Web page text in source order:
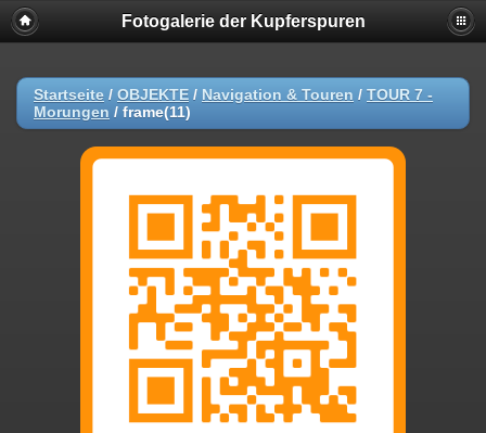
Fotogalerie der Kupferspuren
Startseite / OBJEKTE / Navigation & Touren / TOUR 7 -
Morungen / frame(11)